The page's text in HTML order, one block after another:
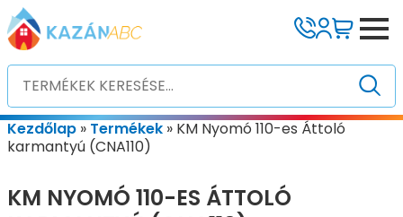
Kezdőlap » Termékek » KM Nyomó 110-es Áttoló
karmantyú (CNA110)
KM NYOMÓ 110-ES ÁTTOLÓ